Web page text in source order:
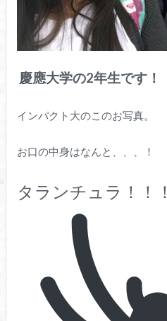
慶應大学の2年生です！
インパクト大のこのお写真。
お口の中身はなんと、、、！
タランチュラ！！！